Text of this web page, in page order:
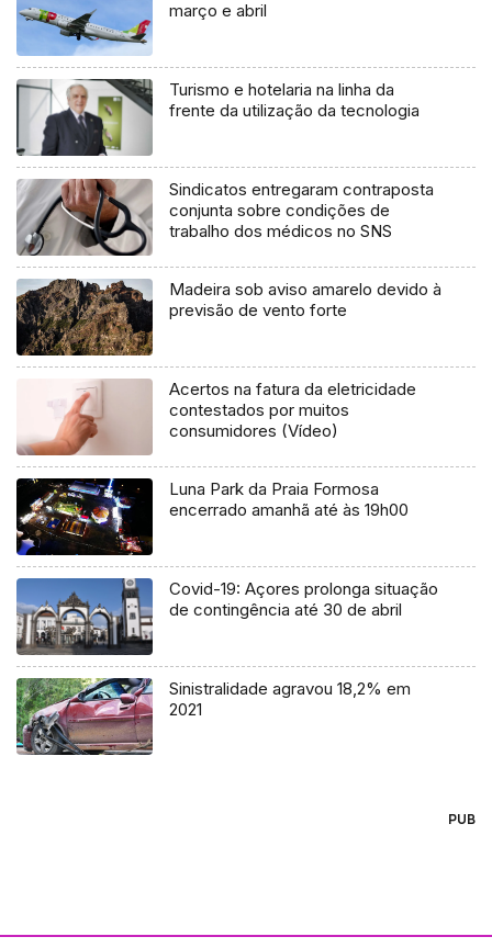
março e abril
Turismo e hotelaria na linha da
frente da utilização da tecnologia
Sindicatos entregaram contraposta
conjunta sobre condições de
trabalho dos médicos no SNS
Madeira sob aviso amarelo devido à
previsão de vento forte
Acertos na fatura da eletricidade
contestados por muitos
consumidores (Vídeo)
Luna Park da Praia Formosa
encerrado amanhã até às 19h00
Covid-19: Açores prolonga situação
de contingência até 30 de abril
Sinistralidade agravou 18,2% em
2021
PUB